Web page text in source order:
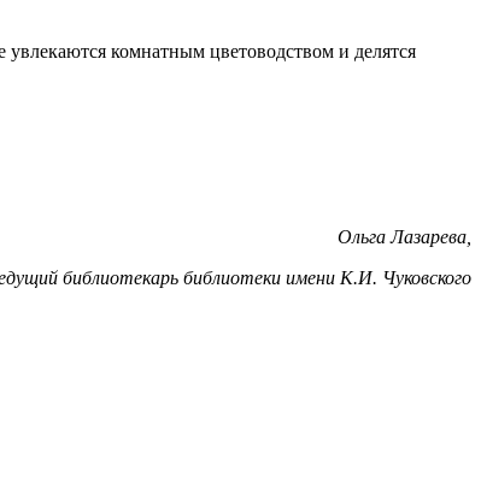
комнатным цветоводством и делятся
Ольга Лазарева,
библиотекарь библиотеки имени К.И. Чуковского